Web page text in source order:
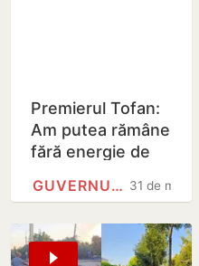
Premierul Tofan:
Am putea rămâne
fără energie de
31 de minute
GUVERNUL REPUBLICII MOLDOVA